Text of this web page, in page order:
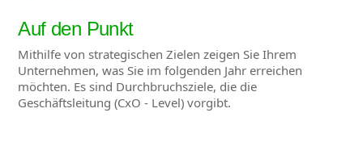
Auf den Punkt
Mithilfe von strategischen Zielen zeigen Sie Ihrem
Unternehmen, was Sie im folgenden Jahr erreichen
möchten. Es sind Durchbruchsziele, die die
Geschäftsleitung (CxO - Level) vorgibt.